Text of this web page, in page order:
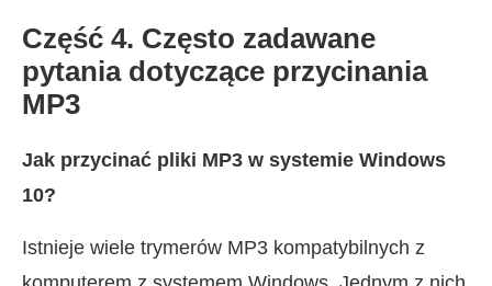
Część 4. Często zadawane
pytania dotyczące przycinania
MP3
Jak przycinać pliki MP3 w systemie Windows
10?
Istnieje wiele trymerów MP3 kompatybilnych z